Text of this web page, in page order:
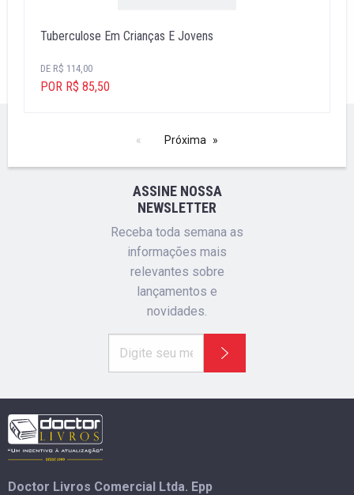
Tuberculose Em Crianças E Jovens
DE R$ 114,00
POR R$ 85,50
Próxima
ASSINE NOSSA
NEWSLETTER
Receba toda semana as
informações mais
relevantes sobre
lançamentos e
novidades.
Doctor Livros Comercial Ltda. Epp